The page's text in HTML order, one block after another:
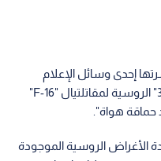
إحدى وسائل الإعلام
العبرية بشأن اعتراض "قاذفات سو 34" الروسية لمقاتلتيال "F-16"
حماقة هواة".
"سو 34" المتعددة الأغراض الروسية الموجودة